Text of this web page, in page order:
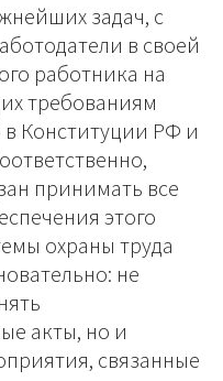
задач, с
в своей
работника на
требованиям
в Конституции РФ и
принимать все
этого
охраны труда
не
акты, но и
связанные